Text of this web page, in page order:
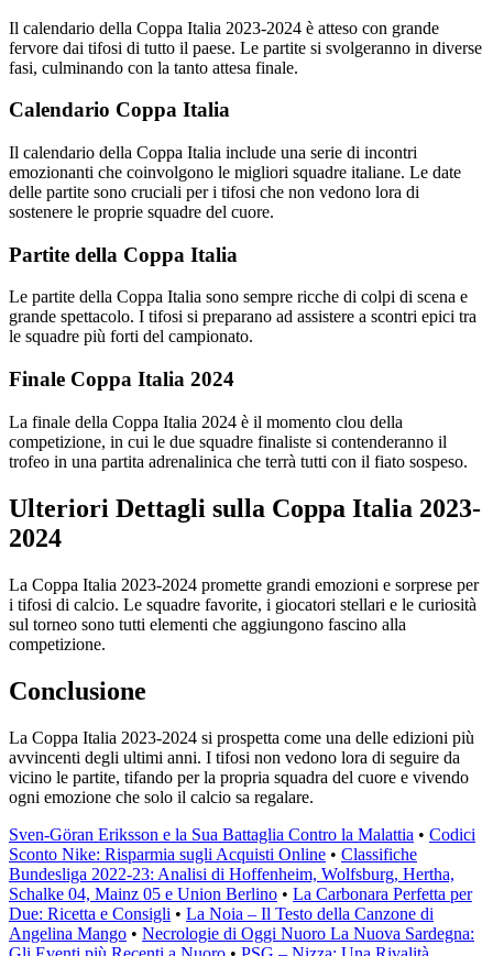
Il calendario della Coppa Italia 2023-2024 è atteso con grande
fervore dai tifosi di tutto il paese. Le partite si svolgeranno in diverse
fasi, culminando con la tanto attesa finale.
Calendario Coppa Italia
Il calendario della Coppa Italia include una serie di incontri
emozionanti che coinvolgono le migliori squadre italiane. Le date
delle partite sono cruciali per i tifosi che non vedono lora di
sostenere le proprie squadre del cuore.
Partite della Coppa Italia
Le partite della Coppa Italia sono sempre ricche di colpi di scena e
grande spettacolo. I tifosi si preparano ad assistere a scontri epici tra
le squadre più forti del campionato.
Finale Coppa Italia 2024
La finale della Coppa Italia 2024 è il momento clou della
competizione, in cui le due squadre finaliste si contenderanno il
trofeo in una partita adrenalinica che terrà tutti con il fiato sospeso.
Ulteriori Dettagli sulla Coppa Italia 2023-
2024
La Coppa Italia 2023-2024 promette grandi emozioni e sorprese per
i tifosi di calcio. Le squadre favorite, i giocatori stellari e le curiosità
sul torneo sono tutti elementi che aggiungono fascino alla
competizione.
Conclusione
La Coppa Italia 2023-2024 si prospetta come una delle edizioni più
avvincenti degli ultimi anni. I tifosi non vedono lora di seguire da
vicino le partite, tifando per la propria squadra del cuore e vivendo
ogni emozione che solo il calcio sa regalare.
Sven-Göran Eriksson e la Sua Battaglia Contro la Malattia • Codici
Sconto Nike: Risparmia sugli Acquisti Online • Classifiche
Bundesliga 2022-23: Analisi di Hoffenheim, Wolfsburg, Hertha,
Schalke 04, Mainz 05 e Union Berlino • La Carbonara Perfetta per
Due: Ricetta e Consigli • La Noia – Il Testo della Canzone di
Angelina Mango • Necrologie di Oggi Nuoro La Nuova Sardegna: